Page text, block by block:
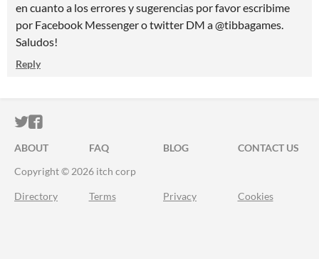
en cuanto a los errores y sugerencias por favor escribime
por Facebook Messenger o twitter DM a @tibbagames.
Saludos!
Reply
ITCH.IO ON TWITTER
ITCH.IO ON FACEBOOK
ABOUT FAQ BLOG
CONTACT US
Copyright © 2026 itch corp
Directory Terms Privacy Cookies